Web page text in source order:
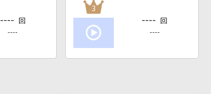
---- 回
----
3
---- 回
----